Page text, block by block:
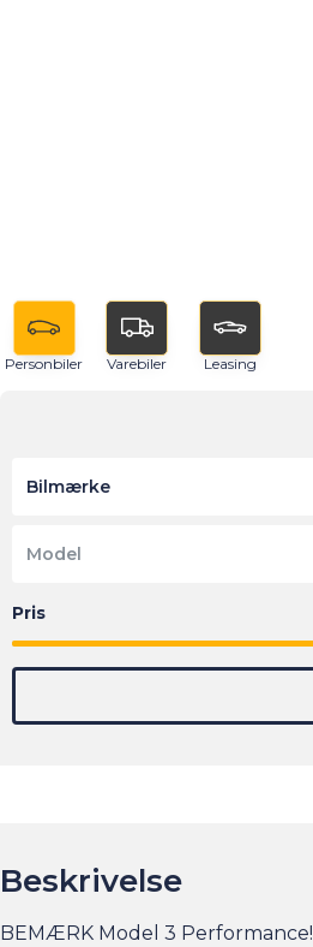
Personbiler Varebiler Leasing
Bilmærke
Model
Beskrivelse
BEMÆRK Model 3 Performance!